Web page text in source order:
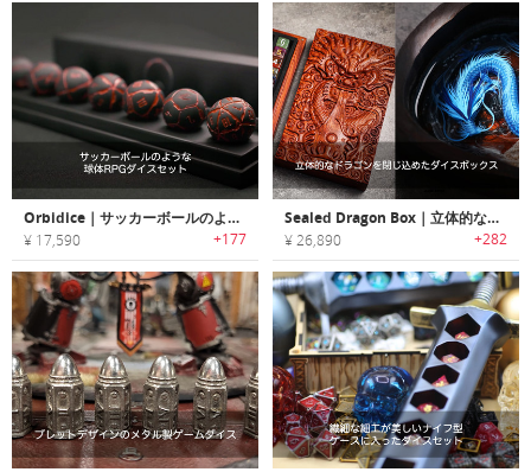
Orbidice｜サッカーボールのような球体RPGダイスセット「オービダイス」
¥ 17,590 +177
Sealed Dragon Box｜立体的なドラゴンを閉じ込めたダイスボックス
¥ 26,890 +282